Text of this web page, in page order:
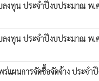
ลงทุน ประจำปีงบประมาณ
ลงทุน ประจำปีงบประมาณ
ร่แผนการจัดซื้อจัดจ้าง ประ